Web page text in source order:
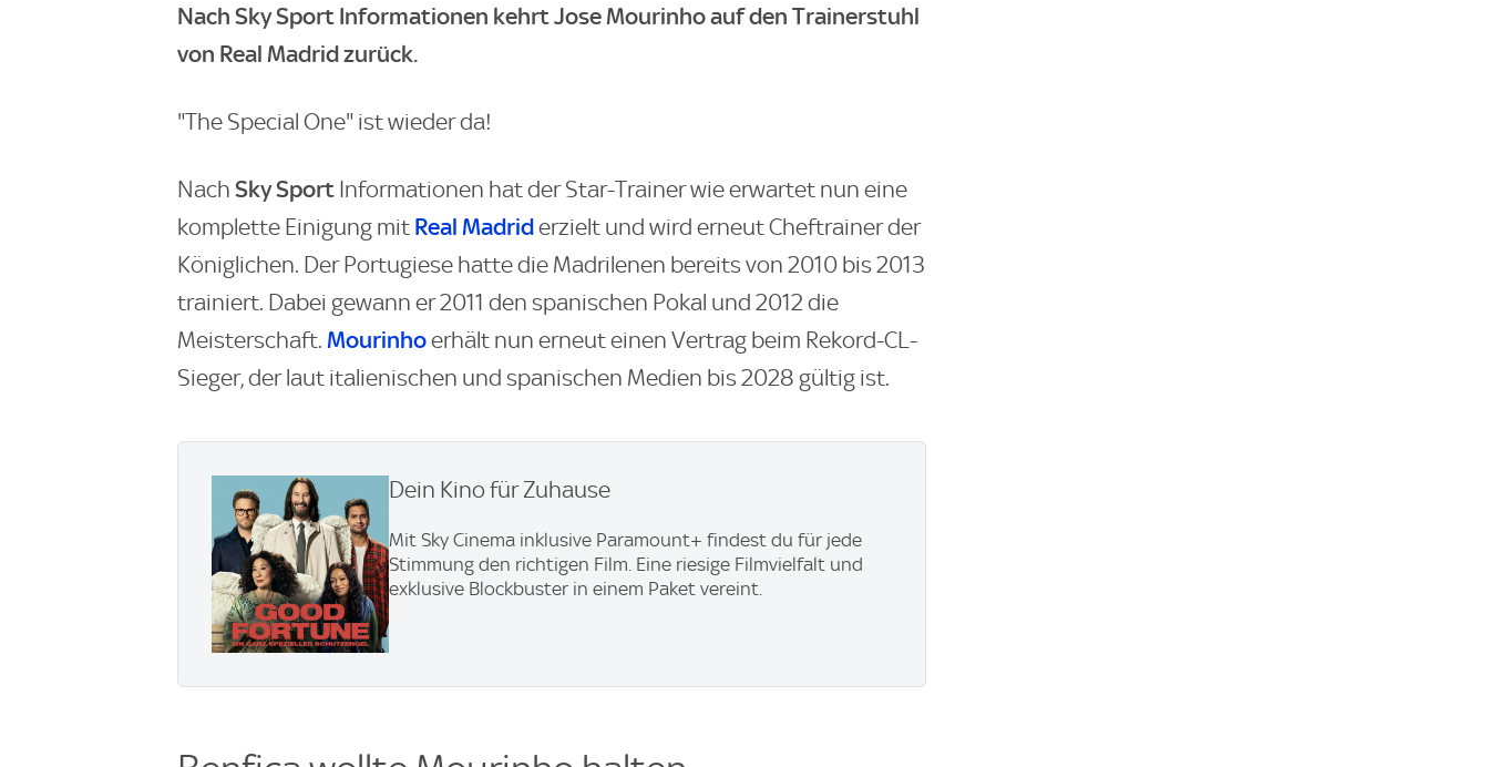
Nach Sky Sport Informationen kehrt Jose Mourinho auf den Trainerstuhl
von Real Madrid zurück.
"The Special One" ist wieder da!
Nach Sky Sport Informationen hat der Star-Trainer wie erwartet nun eine
komplette Einigung mit Real Madriderzielt und wird erneut Cheftrainer der
Königlichen. Der Portugiese hatte die Madrilenen bereits von 2010 bis 2013
trainiert. Dabei gewann er 2011 den spanischen Pokal und 2012 die
Meisterschaft. Mourinhoerhält nun erneut einen Vertrag beim Rekord-CL-
Sieger, der laut italienischen und spanischen Medien bis 2028 gültig ist.
Dein Kino für Zuhause
Mit Sky Cinema inklusive Paramount+​ findest du für jede
Stimmung den richtigen Film. Eine riesige Filmvielfalt und
exklusive Blockbuster in einem Paket vereint.